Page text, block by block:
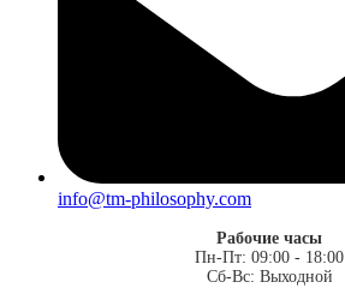
info@tm-philosophy.com
Рабочие часы
Пн-Пт: 09:00 - 18:00
Сб-Вс: Выходной